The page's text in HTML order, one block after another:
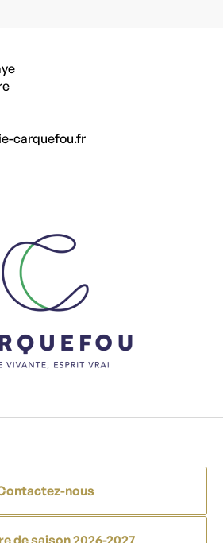
carquefou.fr
nous
de saison 2026-2027